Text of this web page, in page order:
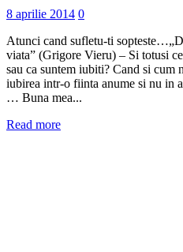
8 aprilie 2014 0
Atunci cand sufletu-ti
viata” (Grigore Vieru) – Si totusi
sau ca suntem iubiti? Cand si cum
iubirea intr-o fiinta anume si nu in
… Buna mea...
Read more